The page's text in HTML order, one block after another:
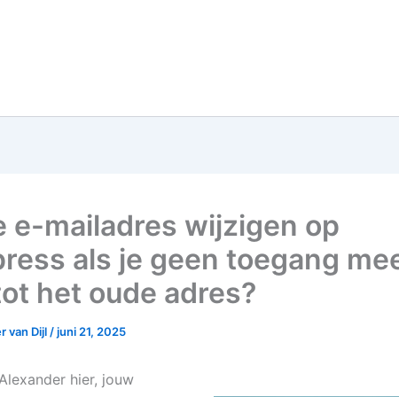
e-mailadres wijzigen op
als je geen toegang
het oude adres?
van Dijl /juni 21, 2025
hier, jouw